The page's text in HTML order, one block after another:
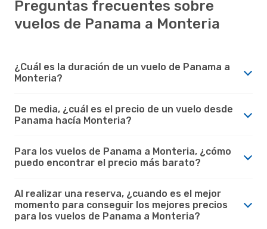
Preguntas frecuentes sobre
vuelos de Panama a Monteria
¿Cuál es la duración de un vuelo de Panama a
Monteria?
De media, ¿cuál es el precio de un vuelo desde
Panama hacía Monteria?
Para los vuelos de Panama a Monteria, ¿cómo
puedo encontrar el precio más barato?
Al realizar una reserva, ¿cuando es el mejor
momento para conseguir los mejores precios
para los vuelos de Panama a Monteria?